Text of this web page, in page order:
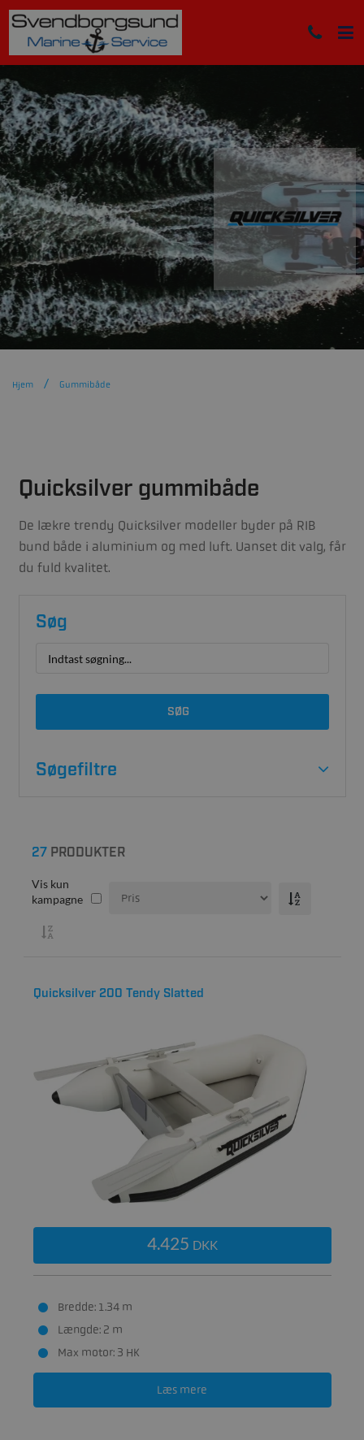
Hjem Gummibåde
Quicksilver gummibåde
De lækre trendy Quicksilver modeller byder på RIB
bund både i aluminium og med luft. Uanset dit valg, får
du fuld kvalitet.
Søg
SØG
Søgefiltre
27PRODUKTER
Vis kun
kampagne
Quicksilver 200 Tendy Slatted
4.425 DKK
Bredde: 1.34 m
Længde: 2 m
Max motor: 3 HK
Læs mere